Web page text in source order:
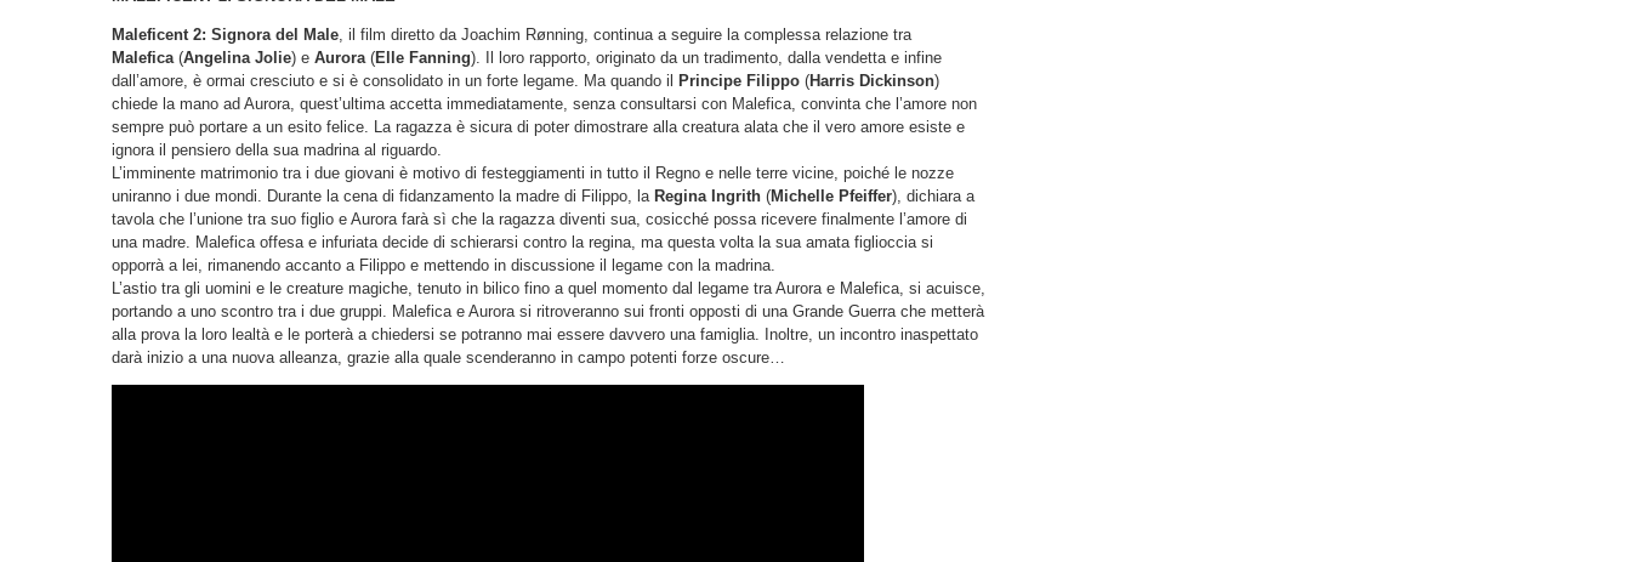
Maleficent 2: Signora del Male, il film diretto da Joachim Rønning, continua a seguire la complessa relazione tra
Malefica(Angelina Jolie) e Aurora(Elle Fanning). Il loro rapporto, originato da un tradimento, dalla vendetta e infine
dall’amore, è ormai cresciuto e si è consolidato in un forte legame. Ma quando il
Principe Filippo (Harris Dickinson)
chiede la mano ad Aurora, quest’ultima accetta immediatamente, senza consultarsi con Malefica, convinta che l’amore non
sempre può portare a un esito felice. La ragazza è sicura di poter dimostrare alla creatura alata che il vero amore esiste e
ignora il pensiero della sua madrina al riguardo.
L’imminente matrimonio tra i due giovani è motivo di festeggiamenti in tutto il Regno e nelle terre vicine, poiché le nozze
uniranno i due mondi. Durante la cena di fidanzamento la madre di Filippo, la Regina Ingrith (Michelle Pfeiffer), dichiara a
tavola che l’unione tra suo figlio e Aurora farà sì che la ragazza diventi sua, cosicché possa ricevere finalmente l’amore di
una madre. Malefica offesa e infuriata decide di schierarsi contro la regina, ma questa volta la sua amata figlioccia si
opporrà a lei, rimanendo accanto a Filippo e mettendo in discussione il legame con la madrina.
L’astio tra gli uomini e le creature magiche, tenuto in bilico fino a quel momento dal legame tra Aurora e Malefica, si acuisce,
portando a uno scontro tra i due gruppi. Malefica e Aurora si ritroveranno sui fronti opposti di una Grande Guerra che metterà
alla prova la loro lealtà e le porterà a chiedersi se potranno mai essere davvero una famiglia. Inoltre, un incontro inaspettato
darà inizio a una nuova alleanza, grazie alla quale scenderanno in campo potenti forze oscure…